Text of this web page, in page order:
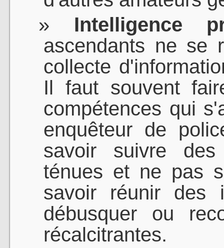
Intelligence
ascendants ne se
collecte
Il faut souvent
compétences qui
enquêteur de
savoir suivre
ténues et ne pas
savoir réunir des
débusquer ou
récalcitrantes.